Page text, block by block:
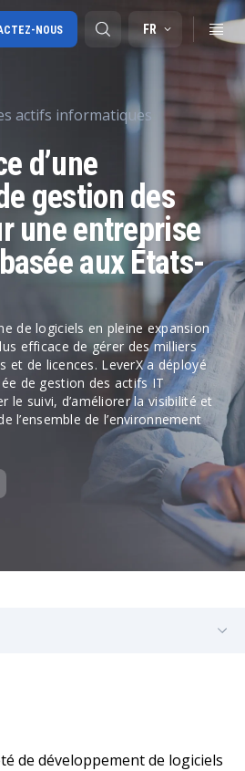
FR
NOUS
actifs informatiques
d’une
gestion des
une entreprise
aux États-
de logiciels en pleine expansion
efficace de gérer des milliers
et de licences. LeverX a déployé
de gestion des actifs IT
le suivi, d’améliorer la visibilité et
l’ensemble de l’environnement
de développement de logiciels